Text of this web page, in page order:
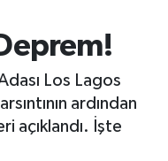
Los Lagos
ardından
açıklandı. İşte